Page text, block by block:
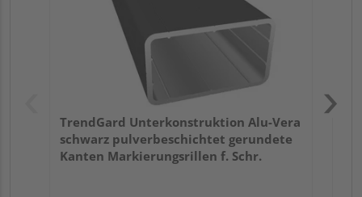
TrendGard Unterkonstruktion Alu-Vera
schwarz pulverbeschichtet gerundete
Kanten Markierungsrillen f. Schr.